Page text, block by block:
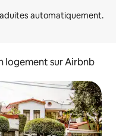
logement sur Airbnb